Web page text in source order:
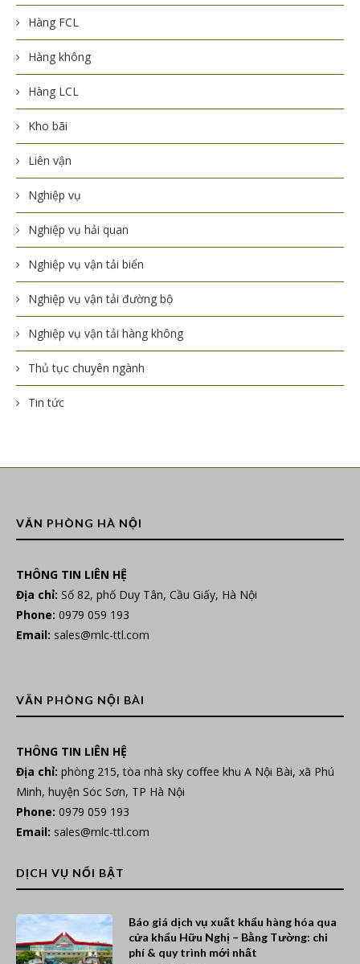
Hàng FCL
Hàng không
Hàng LCL
Kho bãi
Liên vận
Nghiệp vụ
Nghiệp vụ hải quan
Nghiệp vụ vận tải biển
Nghiệp vụ vận tải đường bộ
Nghiệp vụ vận tải hàng không
Thủ tục chuyên ngành
Tin tức
VĂN PHÒNG HÀ NỘI
THÔNG TIN LIÊN HỆ
Địa chỉ: Số 82, phố Duy Tân, Cầu Giấy, Hà Nội
Phone: 0979 059 193
Email: sales@mlc-ttl.com
VĂN PHÒNG NỘI BÀI
THÔNG TIN LIÊN HỆ
Địa chỉ: phòng 215, tòa nhà sky coffee khu A Nội Bài, xã Phú
Minh, huyện Sóc Sơn, TP Hà Nội
Phone: 0979 059 193
Email: sales@mlc-ttl.com
DỊCH VỤ NỔI BẬT
Báo giá dịch vụ xuất khẩu hàng hóa qua
cửa khẩu Hữu Nghị – Bằng Tường: chi
phí & quy trình mới nhất